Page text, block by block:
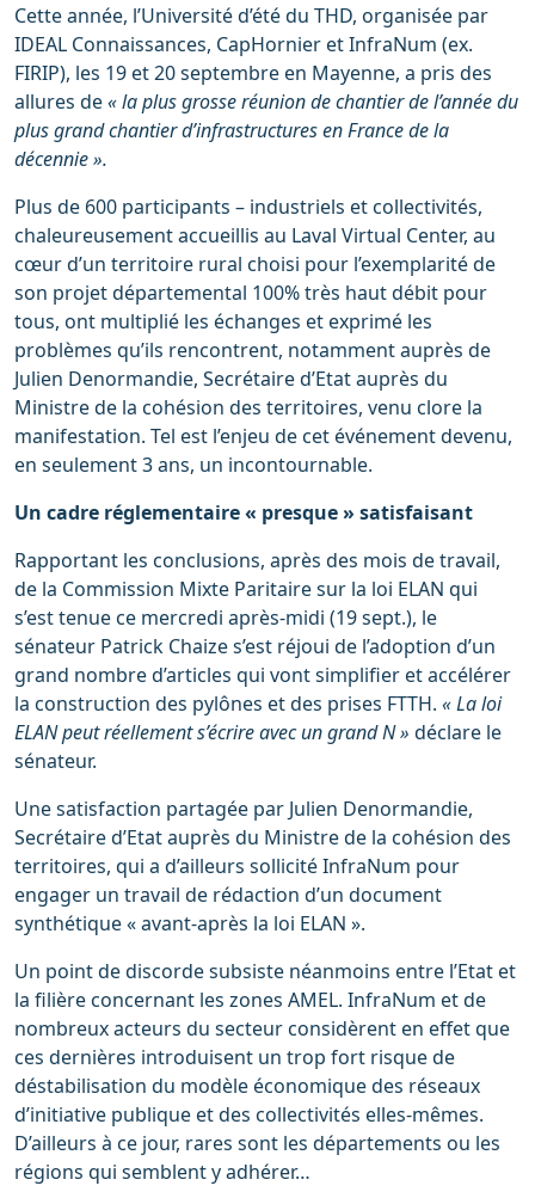
Cette année, l’Université d’été du THD, organisée par
IDEAL Connaissances, CapHornier et InfraNum (ex.
FIRIP), les 19 et 20 septembre en Mayenne, a pris des
allures de« la plus grosse réunion de chantier de l’année du
plus grand chantier d’infrastructures en France de la
décennie ».
Plus de 600 participants – industriels et collectivités,
chaleureusement accueillis au Laval Virtual Center, au
cœur d’un territoire rural choisi pour l’exemplarité de
son projet départemental 100% très haut débit pour
tous, ont multiplié les échanges et exprimé les
problèmes qu’ils rencontrent, notamment auprès de
Julien Denormandie, Secrétaire d’Etat auprès du
Ministre de la cohésion des territoires, venu clore la
manifestation. Tel est l’enjeu de cet événement devenu,
en seulement 3 ans, un incontournable.
Un cadre réglementaire « presque » satisfaisant
Rapportant les conclusions, après des mois de travail,
de la Commission Mixte Paritaire sur la loi ELAN qui
s’est tenue ce mercredi après-midi (19 sept.), le
sénateur Patrick Chaize s’est réjoui de l’adoption d’un
grand nombre d’articles qui vont simplifier et accélérer
la construction des pylônes et des prises FTTH. « La loi
ELAN peut réellement s’écrire avec un grand N » déclare le
sénateur.
Une satisfaction partagée par Julien Denormandie,
Secrétaire d’Etat auprès du Ministre de la cohésion des
territoires, qui a d’ailleurs sollicité InfraNum pour
engager un travail de rédaction d’un document
synthétique « avant-après la loi ELAN ».
Un point de discorde subsiste néanmoins entre l’Etat et
la filière concernant les zones AMEL. InfraNum et de
nombreux acteurs du secteur considèrent en effet que
ces dernières introduisent un trop fort risque de
déstabilisation du modèle économique des réseaux
d’initiative publique et des collectivités elles-mêmes.
D’ailleurs à ce jour, rares sont les départements ou les
régions qui semblent y adhérer…